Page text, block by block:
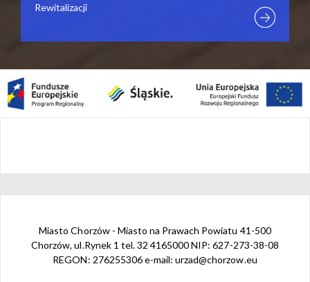
Rewitalizacji
Miasto Chorzów - Miasto na Prawach Powiatu 41-500
Chorzów, ul.Rynek 1 tel. 32 4165000 NIP: 627-273-38-08
REGON: 276255306 e-mail: urzad@chorzow.eu